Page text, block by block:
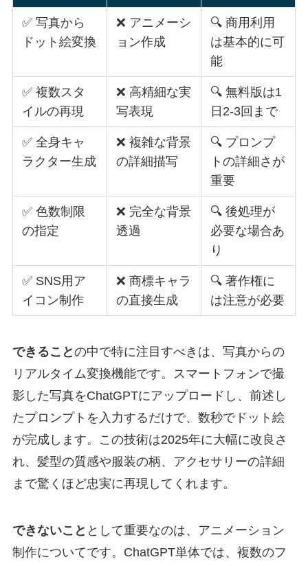
✅ 写真から
ドット絵変換
❌ アニメーシ
ョン作成
🔍 商用利用
は基本的に可
能
✅ 複数スタ
イルの再現
❌ 高精細な実
写表現
🔍 無料版は1
日2-3回まで
✅ 全身キャ
ラクター生成
❌ 複雑な背景
の詳細描写
🔍 プロンプ
トの詳細さが
重要
✅ 色数制限
の指定
❌ 完全な背景
透過
🔍 後処理が
必要な場合あ
り
✅ SNS用ア
イコン制作
❌ 商標キャラ
の直接生成
🔍 著作権に
は注意が必要
できることの中で特に注目すべきは、写真からの
リアルタイム変換機能です。スマートフォンで撮
影した写真をChatGPTにアップロードし、前述し
たプロンプトを入力するだけで、数秒でドット絵
が完成します。この技術は2025年に大幅に改良さ
れ、髪型の質感や服装の柄、アクセサリーの詳細
まで驚くほど忠実に再現してくれます。
できないこと として重要なのは、アニメーション
制作についてです。ChatGPT単体では、複数のフ